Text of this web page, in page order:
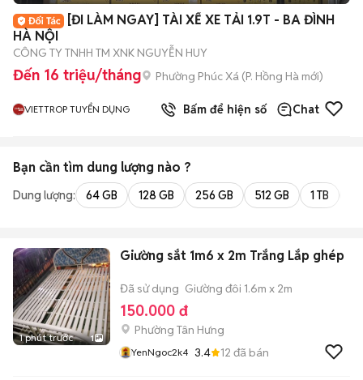
+2
[ĐI LÀM NGAY] TÀI XẾ XE TẢI 1.9T - BA ĐÌNH
HÀ NỘI
CÔNG TY TNHH TM XNK NGUYỄN HUY
Đến 16 triệu/tháng Phường Phúc Xá (P. Hồng Hà mới)
VIETTROP TUYỂN DỤNG Bấm để hiện số Chat
Bạn cần tìm dung lượng nào ?
Dung lượng: 64 GB 128 GB 256 GB 512 GB 1 TB
1 phút trước 1
Giường sắt 1m6 x 2m Trắng Lắp ghép
Đã sử dụng Giường đôi 1.6m x 2m
150.000 đ
Phường Tân Hưng
YenNgoc2k4 3.4 12 đã bán